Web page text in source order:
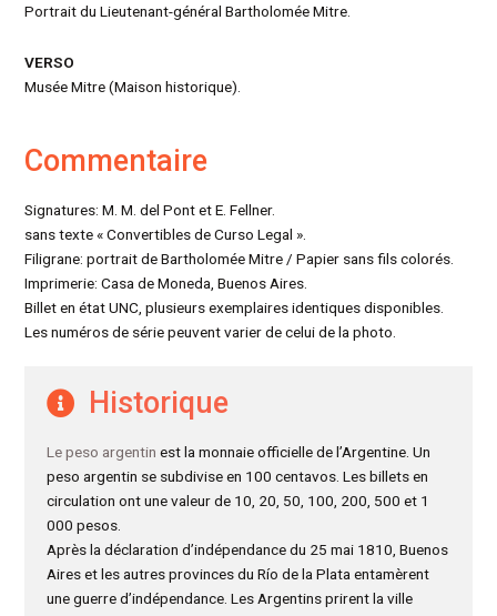
Portrait du Lieutenant-général Bartholomée Mitre.
VERSO
Musée Mitre (Maison historique).
Commentaire
Signatures: M. M. del Pont et E. Fellner.
sans texte « Convertibles de Curso Legal ».
Filigrane: portrait de Bartholomée Mitre / Papier sans fils colorés.
Imprimerie: Casa de Moneda, Buenos Aires.
Billet en état UNC, plusieurs exemplaires identiques disponibles.
Les numéros de série peuvent varier de celui de la photo.
Historique
Le peso argentin est la monnaie officielle de l’Argentine. Un
peso argentin se subdivise en 100 centavos. Les billets en
circulation ont une valeur de 10, 20, 50, 100, 200, 500 et 1
000 pesos.
Après la déclaration d’indépendance du 25 mai 1810, Buenos
Aires et les autres provinces du Río de la Plata entamèrent
une guerre d’indépendance. Les Argentins prirent la ville